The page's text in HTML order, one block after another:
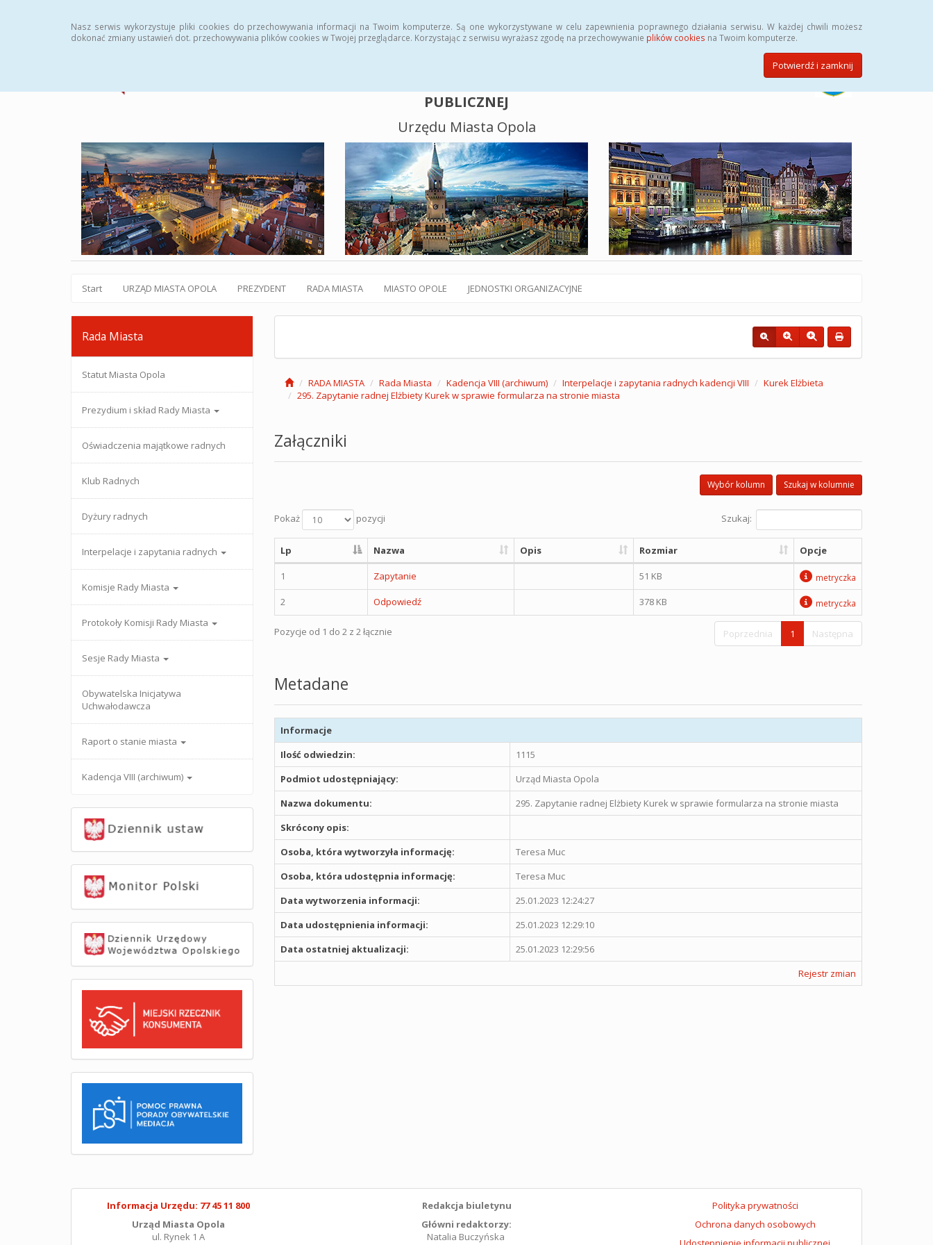
Nasz serwis wykorzystuje pliki cookies do przechowywania informacji na Twoim komputerze. Są one wykorzystywane w celu zapewnienia poprawnego działania serwisu. W każdej chwili możesz
dokonać zmiany ustawień dot. przechowywania plików cookies w Twojej przeglądarce. Korzystając z serwisu wyrażasz zgodę na przechowywanie plików cookies na Twoim komputerze.
Potwierdź i zamknij
PUBLICZNEJ
Urzędu Miasta Opola
Start URZĄD MIASTA OPOLA PREZYDENT RADA MIASTA MIASTO OPOLE JEDNOSTKI ORGANIZACYJNE
Rada Miasta
Statut Miasta Opola
Prezydium i skład Rady Miasta
Oświadczenia majątkowe radnych
Klub Radnych
Dyżury radnych
Interpelacje i zapytania radnych
Komisje Rady Miasta
Protokoły Komisji Rady Miasta
Sesje Rady Miasta
Obywatelska Inicjatywa
Uchwałodawcza
Raport o stanie miasta
Kadencja VIII (archiwum)
RADA MIASTA Rada Miasta Kadencja VIII (archiwum) Interpelacje i zapytania radnych kadencji VIII
Kurek Elżbieta
295. Zapytanie radnej Elżbiety Kurek w sprawie formularza na stronie miasta
Załączniki
Szukaj w kolumnie
Wybór kolumn
Pokaż pozycji Szukaj:
Lp Nazwa Opis Rozmiar Opcje
1 Zapytanie 51 KB metryczka
2 Odpowiedź 378 KB metryczka
Pozycje od 1 do 2 z 2 łącznie Poprzednia 1 Następna
Metadane
Informacje
Ilość odwiedzin:
1115
Podmiot udostępniający:
Urząd Miasta Opola
Nazwa dokumentu:
295. Zapytanie radnej Elżbiety Kurek w sprawie formularza na stronie miasta
Skrócony opis:
Osoba, która wytworzyła informację:
Teresa Muc
Osoba, która udostępnia informację:
Teresa Muc
Data wytworzenia informacji:
25.01.2023 12:24:27
Data udostępnienia informacji:
25.01.2023 12:29:10
Data ostatniej aktualizacji:
25.01.2023 12:29:56
Rejestr zmian
Informacja Urzędu: 77 45 11 800
Urząd Miasta Opola
ul. Rynek 1 A
Redakcja biuletynu
Główni redaktorzy:
Natalia Buczyńska
Polityka prywatności
Ochrona danych osobowych